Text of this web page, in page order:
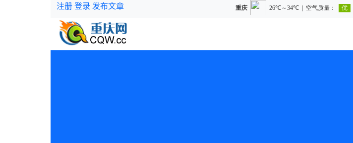
注册登录 发布文章